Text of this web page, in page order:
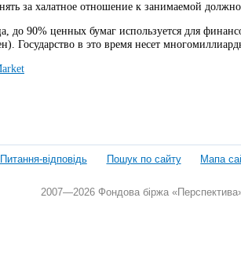
за халатное отношение к занимаемой
до 90% ценных бумаг используется для
Государство в это время несет
Питання-відповідь Пошук по сайту Мапа
2007—2026 Фондова біржа